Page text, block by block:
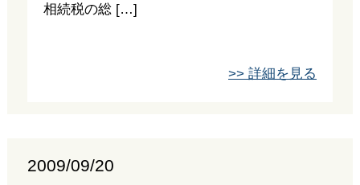
相続税の総 […]
>> 詳細を見る
2009/09/20